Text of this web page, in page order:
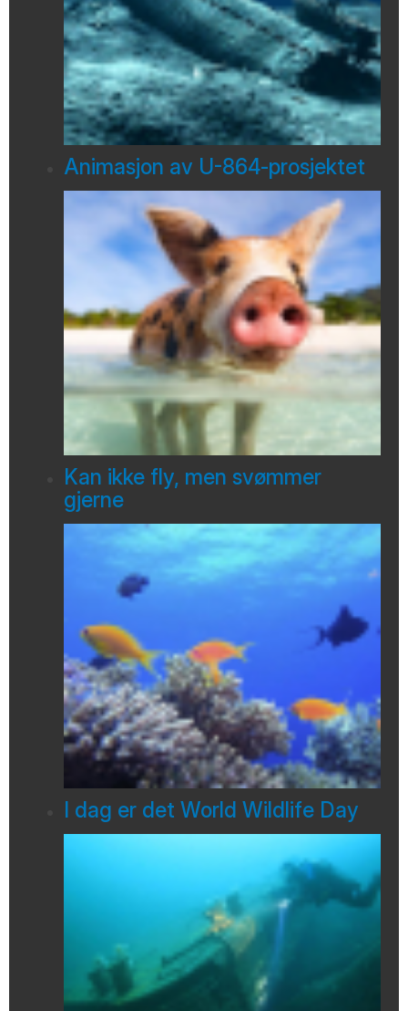
Animasjon av U-864-prosjektet
Kan ikke fly, men svømmer
gjerne
I dag er det World Wildlife Day